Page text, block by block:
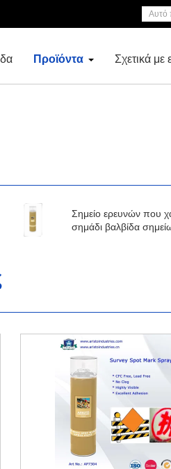
Προϊόντα Σχετικά με
Σημείο ερευνών που
σημάδι βαλβίδα